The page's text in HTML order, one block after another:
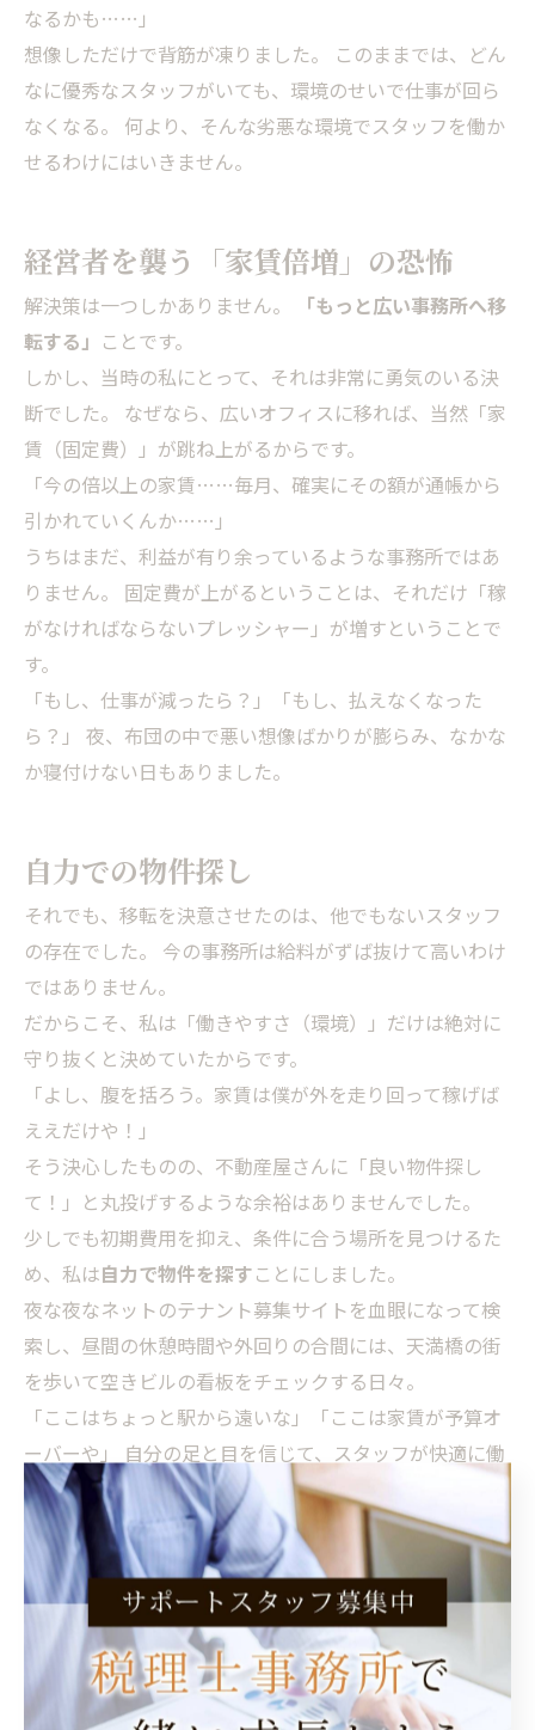
なるかも……」
想像しただけで背筋が凍りました。 このままでは、どん
なに優秀なスタッフがいても、環境のせいで仕事が回ら
なくなる。 何より、そんな劣悪な環境でスタッフを働か
せるわけにはいきません。
経営者を襲う「家賃倍増」の恐怖
解決策は一つしかありません。
「もっと広い事務所へ移
転する」 ことです。
しかし、当時の私にとって、それは非常に勇気のいる決
断でした。 なぜなら、広いオフィスに移れば、当然「家
賃（固定費）」が跳ね上がるからです。
「今の倍以上の家賃……毎月、確実にその額が通帳から
引かれていくんか……」
うちはまだ、利益が有り余っているような事務所ではあ
りません。 固定費が上がるということは、それだけ「稼
がなければならないプレッシャー」が増すということで
す。
「もし、仕事が減ったら？」「もし、払えなくなった
ら？」 夜、布団の中で悪い想像ばかりが膨らみ、なかな
か寝付けない日もありました。
自力での物件探し
それでも、移転を決意させたのは、他でもないスタッフ
の存在でした。 今の事務所は給料がずば抜けて高いわけ
ではありません。
だからこそ、私は「働きやすさ（環境）」だけは絶対に
守り抜くと決めていたからです。
「よし、腹を括ろう。家賃は僕が外を走り回って稼げば
ええだけや！」
そう決心したものの、不動産屋さんに「良い物件探し
て！」と丸投げするような余裕はありませんでした。
少しでも初期費用を抑え、条件に合う場所を見つけるた
め、私は自力で物件を探すことにしました。
夜な夜なネットのテナント募集サイトを血眼になって検
索し、昼間の休憩時間や外回りの合間には、天満橋の街
を歩いて空きビルの看板をチェックする日々。
「ここはちょっと駅から遠いな」「ここは家賃が予算オ
ーバーや」 自分の足と目を信じて、スタッフが快適に働
ける「次の城」を探し回りました。
求職者の方へ：うちは環境づくりに妥
協しません
現在の西岡税理士事務所が、比較的ゆとりのあるオフィ
スを構えられているのは、あのワンルーム時代に限界を